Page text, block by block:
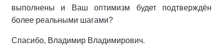
выполнены и Ваш оптимизм будет подтверждён
более реальными шагами?
Спасибо, Владимир Владимирович.